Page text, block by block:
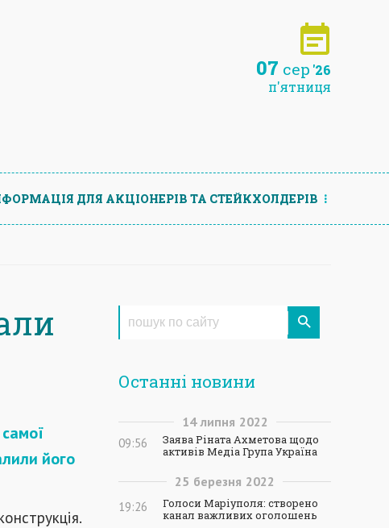
07 сер '26
п'ятниця
ДЛЯ АКЦIОНЕРIВ ТА СТЕЙКХОЛДЕРIВ
його
Останні новини
14 липня 2022
09:56
Заява Ріната Ахметова щодо
активів Медіа Група Україна
25 березня 2022
19:26
Голоси Маріуполя: створено
канал важливих оголошень